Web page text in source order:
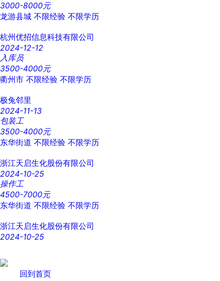
3000-8000元
龙游县城 不限经验 不限学历
杭州优招信息科技有限公司
2024-12-12
入库员
3500-4000元
衢州市 不限经验 不限学历
极兔邻里
2024-11-13
包装工
3500-4000元
东华街道 不限经验 不限学历
浙江天启生化股份有限公司
2024-10-25
操作工
4500-7000元
东华街道 不限经验 不限学历
浙江天启生化股份有限公司
2024-10-25
回到首页